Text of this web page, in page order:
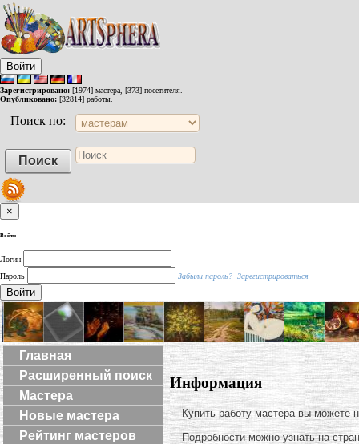
Войти
Зарегистрировано: [1974] мастера, [373] посетителя.
Опубликовано: [32814] работы.
Поиск по:
×
Войти
Логин
Пароль
Забыли пароль? Зарегистрироваться
Войти
Главная
Расширенный поиск
Мастера
Новые мастера
Рейтинг мастеров
Информация
Купить работу мастера вы можете
Подробности можно узнать на